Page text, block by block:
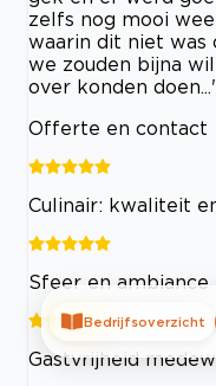
zelfs nog mooi
waarin dit niet was
we zouden bijna
over konden
Offerte en contact
Culinair: kwaliteit
Sfeer en ambiance
Gastvrijheid
Bedrijfsoverzicht